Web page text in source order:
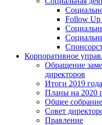
Follow Up
Корпоративное
Обращение
директоров
Итоги 2019 года
Планы на 2020
Общее
Совет
Правление